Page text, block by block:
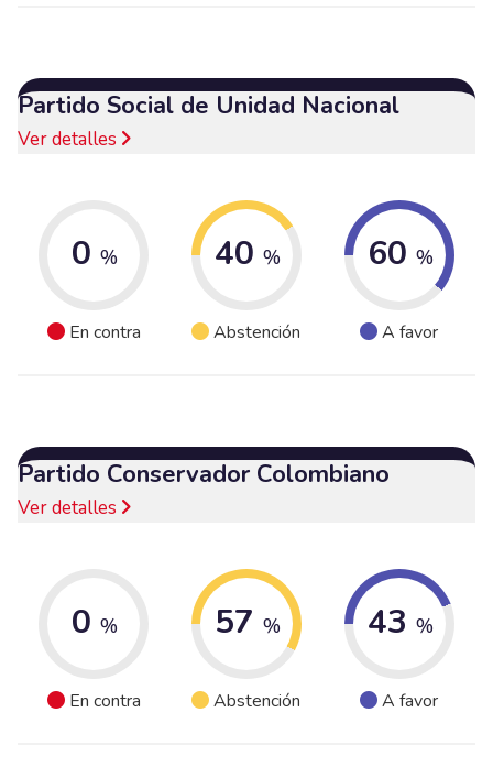
Partido Social de Unidad Nacional
Ver detalles
0 %
En contra
40 %
Abstención
60 %
A favor
Partido Conservador Colombiano
Ver detalles
0 %
En contra
57 %
Abstención
43 %
A favor